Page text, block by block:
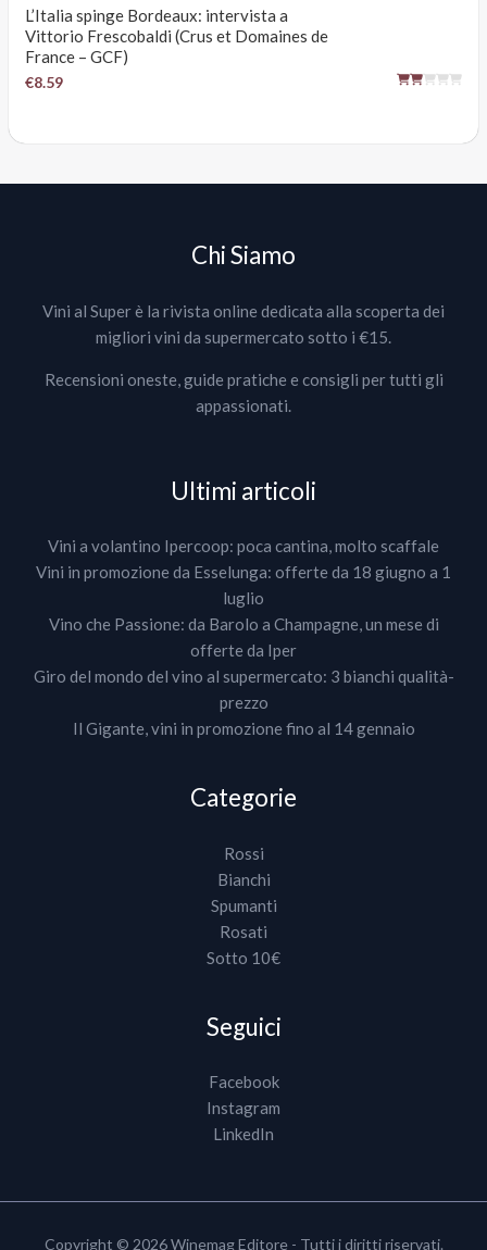
L’Italia spinge Bordeaux: intervista a
Vittorio Frescobaldi (Crus et Domaines de
France – GCF)
€8.59
Chi Siamo
Vini al Super è la rivista online dedicata alla scoperta dei
migliori vini da supermercato sotto i €15.
Recensioni oneste, guide pratiche e consigli per tutti gli
appassionati.
Ultimi articoli
Vini a volantino Ipercoop: poca cantina, molto scaffale
Vini in promozione da Esselunga: offerte da 18 giugno a 1
luglio
Vino che Passione: da Barolo a Champagne, un mese di
offerte da Iper
Giro del mondo del vino al supermercato: 3 bianchi qualità-
prezzo
Il Gigante, vini in promozione fino al 14 gennaio
Categorie
Rossi
Bianchi
Spumanti
Rosati
Sotto 10€
Seguici
Facebook
Instagram
LinkedIn
Copyright © 2026 Winemag Editore - Tutti i diritti riservati.